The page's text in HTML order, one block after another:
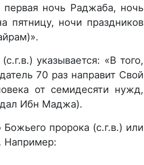
первая ночь Раджаба, ночь
пятницу, ночи праздников
указывается: «В того,
70 раз направит Свой
от семидесяти нужд,
Ибн Маджа).
пророка (с.г.в.) или
Например: